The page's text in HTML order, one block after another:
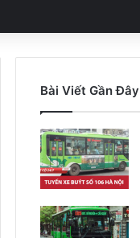
Bài Viết Gần Đây